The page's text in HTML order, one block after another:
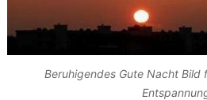
Beruhigendes Gute Nacht Bild